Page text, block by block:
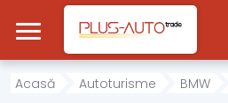
Mergi direct la conținutul principal
Acasă
Acasă Autoturisme BMW